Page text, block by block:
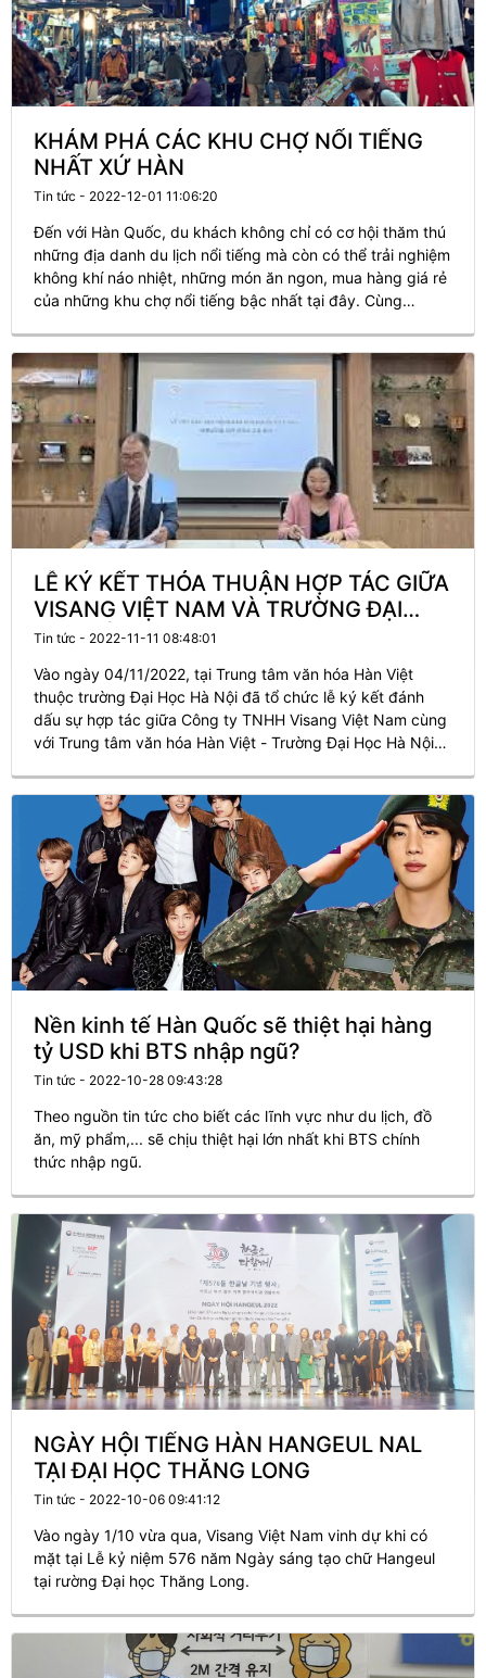
KHÁM PHÁ CÁC KHU CHỢ NỔI TIẾNG
NHẤT XỨ HÀN
Tin tức - 2022-12-01 11:06:20
Đến với Hàn Quốc, du khách không chỉ có cơ hội thăm thú
những địa danh du lịch nổi tiếng mà còn có thể trải nghiệm
không khí náo nhiệt, những món ăn ngon, mua hàng giá rẻ
của những khu chợ nổi tiếng bậc nhất tại đây. Cùng
LỄ KÝ KẾT THỎA THUẬN HỢP TÁC GIỮA
VISANG VIỆT NAM VÀ TRƯỜNG ĐẠI
HỌC HÀ NỘI
Tin tức - 2022-11-11 08:48:01
Vào ngày 04/11/2022, tại Trung tâm văn hóa Hàn Việt
thuộc trường Đại Học Hà Nội đã tổ chức lễ ký kết đánh
dấu sự hợp tác giữa Công ty TNHH Visang Việt Nam cùng
với Trung tâm văn hóa Hàn Việt - Trường Đại Học Hà Nội
Nền kinh tế Hàn Quốc sẽ thiệt hại hàng
tỷ USD khi BTS nhập ngũ?
Tin tức - 2022-10-28 09:43:28
Theo nguồn tin tức cho biết các lĩnh vực như du lịch, đồ
ăn, mỹ phẩm,... sẽ chịu thiệt hại lớn nhất khi BTS chính
NGÀY HỘI TIẾNG HÀN HANGEUL NAL
TẠI ĐẠI HỌC THĂNG LONG
Tin tức - 2022-10-06 09:41:12
Vào ngày 1/10 vừa qua, Visang Việt Nam vinh dự khi có
mặt tại Lễ kỷ niệm 576 năm Ngày sáng tạo chữ Hangeul
tại rường Đại học Thăng Long.